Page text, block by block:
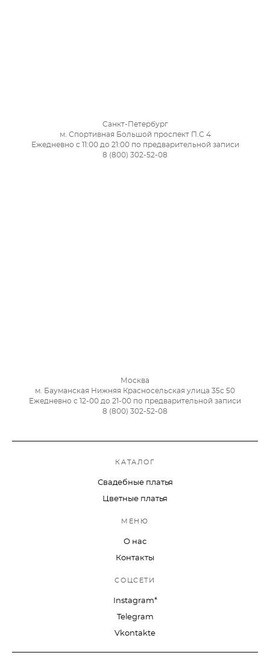
Санкт-Петербург
м. Спортивная Большой проспект П.С 4
Ежедневно с 11:00 до 21:00 по предварительной записи
8 (800) 302-52-08
Москва
м. Бауманская Нижняя Красносельская улица 35с 50
Ежедневно с 12-00 до 21-00 по предварительной записи
8 (800) 302-52-08
КАТАЛОГ
Свадебные платья
Цветные платья
МЕНЮ
О нас
Контакты
СОЦСЕТИ
Instagram*
Telegram
Vkontakte